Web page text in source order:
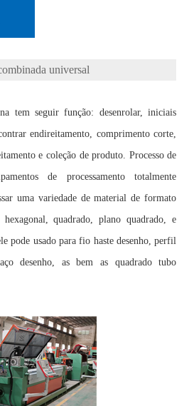
universal
tem seguir função: desenrolar, iniciais
endireitamento, comprimento corte,
e coleção de produto. Processo de
de processamento totalmente
uma variedade de material de formato
quadrado, plano quadrado, e
pode usado para fio haste desenho, perfil
desenho, as bem as quadrado tubo